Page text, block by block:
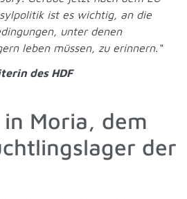
ist es wichtig, an die
unter denen
leben müssen, zu erinnern.“
des HDF
Moria, dem
der